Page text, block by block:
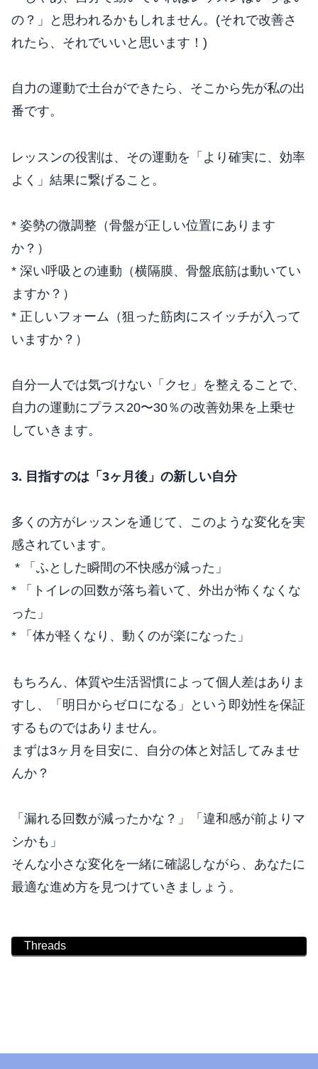
の？」と思われるかもしれません。(それで改善さ
れたら、それでいいと思います！)
自力の運動で土台ができたら、そこから先が私の出
番です。
レッスンの役割は、その運動を「より確実に、効率
よく」結果に繋げること。
* 姿勢の微調整（骨盤が正しい位置にあります
か？）
* 深い呼吸との連動（横隔膜、骨盤底筋は動いてい
ますか？）
* 正しいフォーム（狙った筋肉にスイッチが入って
いますか？）
自分一人では気づけない「クセ」を整えることで、
自力の運動にプラス20〜30％の改善効果を上乗せ
していきます。
3. 目指すのは「3ヶ月後」の新しい自分
多くの方がレッスンを通じて、このような変化を実
感されています。
* 「ふとした瞬間の不快感が減った」
* 「トイレの回数が落ち着いて、外出が怖くなくな
った」
* 「体が軽くなり、動くのが楽になった」
もちろん、体質や生活習慣によって個人差はありま
すし、「明日からゼロになる」という即効性を保証
するものではありません。
まずは3ヶ月を目安に、自分の体と対話してみませ
んか？
「漏れる回数が減ったかな？」「違和感が前よりマ
シかも」
そんな小さな変化を一緒に確認しながら、あなたに
最適な進め方を見つけていきましょう。
Threads